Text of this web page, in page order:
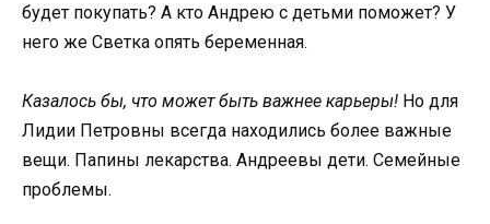
будет покупать? А кто Андрею с детьми поможет? У
него же Светка опять беременная.
Казалось бы, что может быть важнее карьеры! Но для
Лидии Петровны всегда находились более важные
вещи. Папины лекарства. Андреевы дети. Семейные
проблемы.